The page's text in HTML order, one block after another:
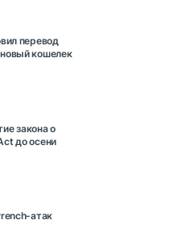
перевод
кошелек
закона о
до осени
атак